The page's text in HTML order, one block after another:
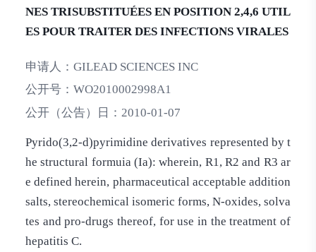
NES TRISUBSTITUÉES EN POSITION 2,4,6 UTIL
ES POUR TRAITER DES INFECTIONS VIRALES
申请人： GILEAD SCIENCES INC
公开号： WO2010002998A1
公开（公告）日： 2010-01-07
Pyrido(3,2-d)pyrimidine derivatives represented by t
he structural formuia (Ia): wherein, R1, R2 and R3 ar
e defined herein, pharmaceutical acceptable addition
salts, stereochemical isomeric forms, N-oxides, solva
tes and pro-drugs thereof, for use in the treatment of
hepatitis C.